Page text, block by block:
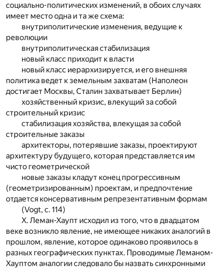
социально-политических изменений, в обоих случаях
имеет место одна и та же схема:
внутриполитические изменения, ведущие к
революции
внутриполитическая стабилизация
новый класс приходит к власти
новый класс иерархизируется, и его внешняя
политика ведет к земельным захватам (Наполеон
достигает Москвы, Сталин захватывает Берлин)
хозяйственный кризис, влекущий за собой
строительный кризис
стабилизация хозяйства, влекущая за собой
строительные заказы
архитекторы, потерявшие заказы, проектируют
архитектуру будущего, которая представляется им
чисто геометрической
новые заказы кладут конец прогрессивным
(геометризированным) проектам, и предпочтение
отдается консервативным репрезентативным формам
(Vogt, с. 114)
Х. Леман-Хаупт исходил из того, что в двадцатом
веке возникло явление, не имеющее никаких аналогий в
прошлом, явление, которое одинаково проявилось в
разных географических пунктах. Проводимые Леманом-
Хауптом аналогии следовало бы назвать синхронными